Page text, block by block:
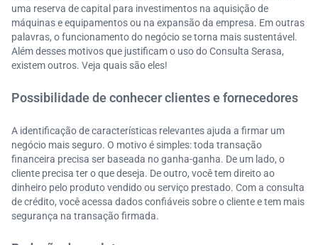
uma reserva de capital para investimentos na aquisição de
máquinas e equipamentos ou na expansão da empresa. Em outras
palavras, o funcionamento do negócio se torna mais sustentável.
Além desses motivos que justificam o uso do Consulta Serasa,
existem outros. Veja quais são eles!
Possibilidade de conhecer clientes e fornecedores
A identificação de características relevantes ajuda a firmar um
negócio mais seguro. O motivo é simples: toda transação
financeira precisa ser baseada no ganha-ganha. De um lado, o
cliente precisa ter o que deseja. De outro, você tem direito ao
dinheiro pelo produto vendido ou serviço prestado. Com a consulta
de crédito, você acessa dados confiáveis sobre o cliente e tem mais
segurança na transação firmada.